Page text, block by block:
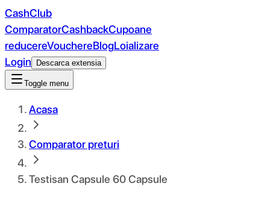
CashClub
ComparatorCashbackCupoane
reducereVouchereBlogLoializare
Login
Descarca extensia
Toggle menu
Acasa
Comparator preturi
Testisan Capsule 60 Capsule